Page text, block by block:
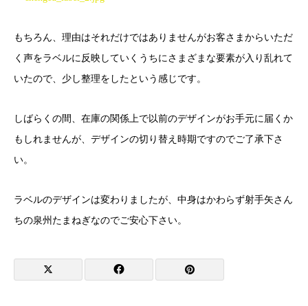
もちろん、理由はそれだけではありませんがお客さまからいただ
く声をラベルに反映していくうちにさまざまな要素が入り乱れて
いたので、少し整理をしたという感じです。
しばらくの間、在庫の関係上で以前のデザインがお手元に届くか
もしれませんが、デザインの切り替え時期ですのでご了承下さ
い。
ラベルのデザインは変わりましたが、中身はかわらず射手矢さん
ちの泉州たまねぎなのでご安心下さい。